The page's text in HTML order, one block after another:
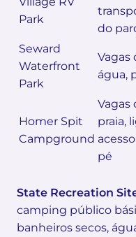
Park
do
Seward
Waterfront
Park
Vagas
água,
Homer Spit
Campground
Vagas
praia,
pé
State Recreation
camping público
banheiros secos,